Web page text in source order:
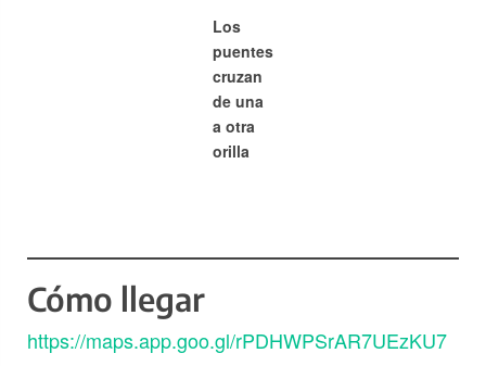
Los
puentes
cruzan
de una
a otra
orilla
Cómo llegar
https://maps.app.goo.gl/rPDHWPSrAR7UEzKU7